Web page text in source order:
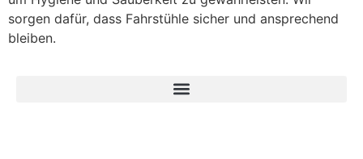
sorgen dafür, dass Fahrstühle sicher und ansprechend
bleiben.